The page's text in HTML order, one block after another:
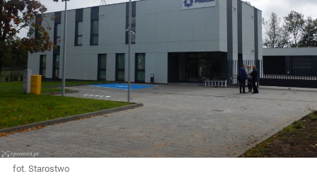
fot. Starostwo